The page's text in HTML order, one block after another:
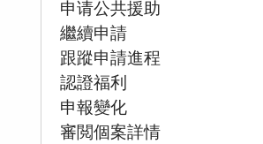
申请公共援助
繼續申請
跟蹤申請進程
認證福利
申報變化
審閲個案詳情